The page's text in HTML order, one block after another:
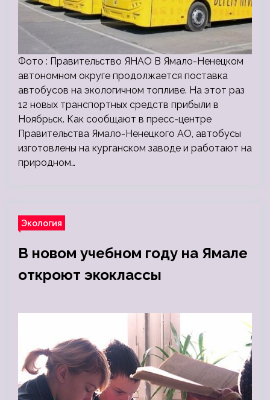
Фото : Правительство ЯНАО В Ямало-Ненецком
автономном округе продолжается поставка
автобусов на экологичном топливе. На этот раз
12 новых транспортных средств прибыли в
Ноябрьск. Как сообщают в пресс-центре
Правительства Ямало-Ненецкого АО, автобусы
изготовлены на курганском заводе и работают на
природном…
Экология
В новом учебном году на Ямале
откроют экоклассы